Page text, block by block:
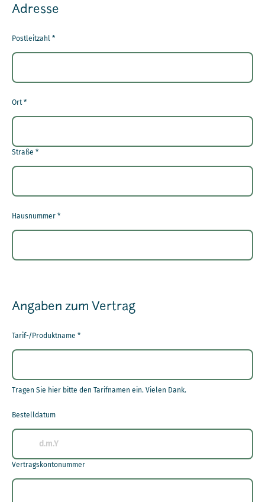
Adresse
Postleitzahl *
Ort*
Straße *
Hausnummer *
Angaben zum Vertrag
Tarif-/Produktname *
Tragen Sie hier bitte den Tarifnamen ein. Vielen Dank.
Bestelldatum
Vertragskontonummer